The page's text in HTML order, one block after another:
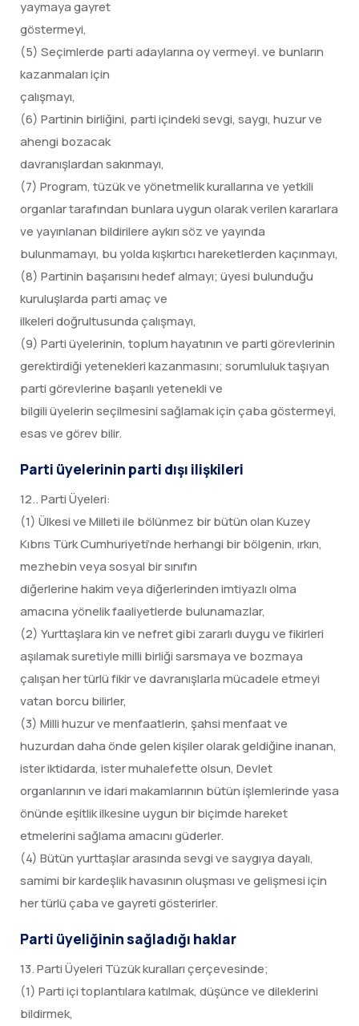
yaymaya gayret
göstermeyi,
(5) Seçimlerde parti adaylarına oy vermeyi. ve bunların
kazanmaları için
çalışmayı,
(6) Partinin birliğini, parti içindeki sevgi, saygı, huzur ve
ahengi bozacak
davranışlardan sakınmayı,
(7) Program, tüzük ve yönetmelik kurallarına ve yetkili
organlar tarafından bunlara uygun olarak verilen kararlara
ve yayınlanan bildirilere aykırı söz ve yayında
bulunmamayı, bu yolda kışkırtıcı hareketlerden kaçınmayı,
(8) Partinin başarısını hedef almayı; üyesi bulunduğu
kuruluşlarda parti amaç ve
ilkeleri doğrultusunda çalışmayı,
(9) Parti üyelerinin, toplum hayatının ve parti görevlerinin
gerektirdiği yetenekleri kazanmasını; sorumluluk taşıyan
parti görevlerine başarılı yetenekli ve
bilgili üyelerin seçilmesini sağlamak için çaba göstermeyi,
esas ve görev bilir.
Parti üyelerinin parti dışı ilişkileri
12.. Parti Üyeleri:
(1) Ülkesi ve Milleti ile bölünmez bir bütün olan Kuzey
Kıbrıs Türk Cumhuriyeti’nde herhangi bir bölgenin, ırkın,
mezhebin veya sosyal bir sınıfın
diğerlerine hakim veya diğerlerinden imtiyazlı olma
amacına yönelik faaliyetlerde bulunamazlar,
(2) Yurttaşlara kin ve nefret gibi zararlı duygu ve fikirleri
aşılamak suretiyle milli birliği sarsmaya ve bozmaya
çalışan her türlü fikir ve davranışlarla mücadele etmeyi
vatan borcu bilirler,
(3) Milli huzur ve menfaatlerin, şahsi menfaat ve
huzurdan daha önde gelen kişiler olarak geldiğine inanan,
ister iktidarda, ister muhalefette olsun, Devlet
organlarının ve idari makamlarının bütün işlemlerinde yasa
önünde eşitlik ilkesine uygun bir biçimde hareket
etmelerini sağlama amacını güderler.
(4) Bütün yurttaşlar arasında sevgi ve saygıya dayalı,
samimi bir kardeşlik havasının oluşması ve gelişmesi için
her türlü çaba ve gayreti gösterirler.
Parti üyeliğinin sağladığı haklar
13. Parti Üyeleri Tüzük kuralları çerçevesinde;
(1) Parti içi toplantılara katılmak, düşünce ve dileklerini
bildirmek,